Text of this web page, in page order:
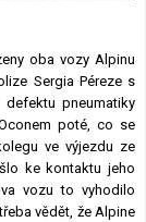
oba vozy Alpinu
Sergia Péreze s
pneumatiky
poté, co se
ve výjezdu ze
ke kontaktu jeho
vozu to vyhodilo
vědět, že Alpine